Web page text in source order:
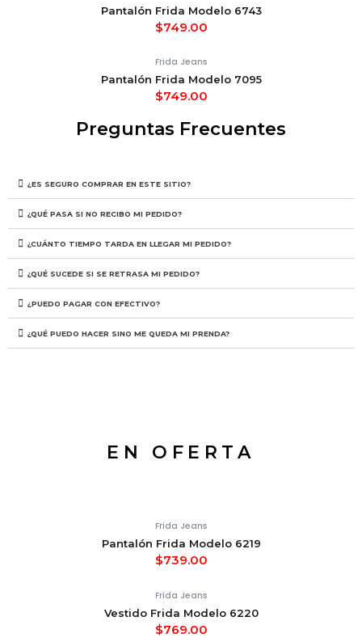
Pantalón Frida Modelo 6743
$749.00
Frida Jeans
Pantalón Frida Modelo 7095
$749.00
Preguntas Frecuentes
¿ES SEGURO COMPRAR EN ESTE SITIO?
¿QUÉ PASA SI NO RECIBO MI PEDIDO?
¿CUÁNTO TIEMPO TARDA EN LLEGAR MI PEDIDO?
¿QUÉ SUCEDE SI SE RETRASA MI PEDIDO?
¿PUEDO PAGAR CON EFECTIVO?
¿QUÉ PUEDO HACER SINO ME QUEDA MI PRENDA?
EN OFERTA
Frida Jeans
Pantalón Frida Modelo 6219
$739.00
Frida Jeans
Vestido Frida Modelo 6220
$769.00